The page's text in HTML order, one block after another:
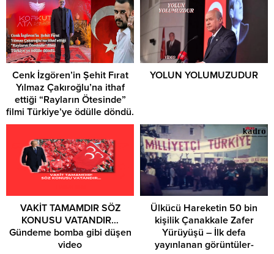
Cenk İzgören’in Şehit Fırat
Yılmaz Çakıroğlu’na ithaf
ettiği “Rayların Ötesinde”
filmi Türkiye’ye ödülle döndü.
YOLUN YOLUMUZUDUR
VAKİT TAMAMDIR SÖZ
KONUSU VATANDIR…
Gündeme bomba gibi düşen
video
Ülkücü Hareketin 50 bin
kişilik Çanakkale Zafer
Yürüyüşü – İlk defa
yayınlanan görüntüler-